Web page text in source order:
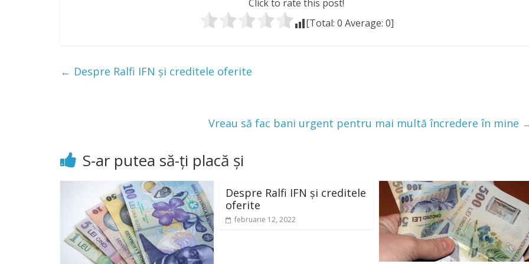
Click to rate this post!
[Total: 0 Average: 0]
← Despre Ralfi IFN și creditele oferite
Vreau să fac bani urgent pentru mai multă încredere în mine
S-ar putea să-ți placă și
Despre Ralfi IFN și creditele
oferite
februarie 12, 2022